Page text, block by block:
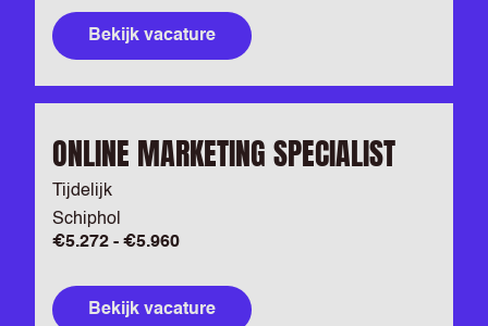
Bekijk vacature
ONLINE MARKETING SPECIALIST
Tijdelijk
Schiphol
€5.272 - €5.960
Bekijk vacature